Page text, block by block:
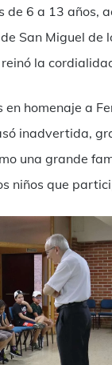
de 6 a 13 años,
San Miguel de
la
en homenaje a
inadvertida,
una grande
niños que